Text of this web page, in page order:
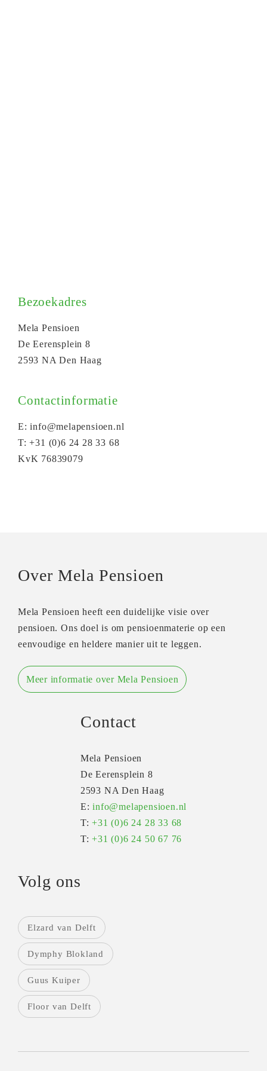
Bezoekadres
Mela Pensioen
De Eerensplein 8
2593 NA Den Haag
Contactinformatie
E: info@melapensioen.nl
T: +31 (0)6 24 28 33 68
KvK 76839079
Over Mela Pensioen
Mela Pensioen heeft een duidelijke visie over
pensioen. Ons doel is om pensioenmaterie op een
eenvoudige en heldere manier uit te leggen.
Meer informatie over Mela Pensioen
Contact
Mela Pensioen
De Eerensplein 8
2593 NA Den Haag
E:info@melapensioen.nl
T:+31 (0)6 24 28 33 68
T:+31 (0)6 24 50 67 76
Volg ons
Elzard van Delft
Dymphy Blokland
Guus Kuiper
Floor van Delft